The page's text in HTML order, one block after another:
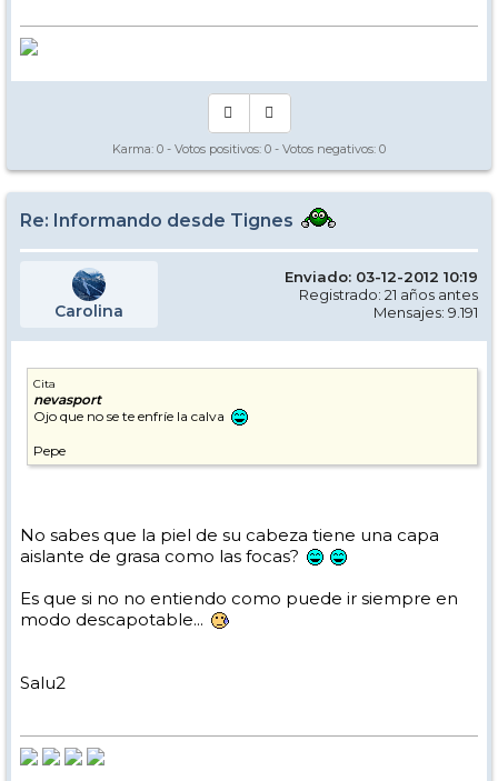
Karma: 0 - Votos positivos: 0 - Votos negativos: 0
Re: Informando desde Tignes
Carolina
Enviado: 03-12-2012 10:19
Registrado: 21 años antes
Mensajes: 9.191
Cita
nevasport
Ojo que no se te enfríe la calva
Pepe
No sabes que la piel de su cabeza tiene una capa
aislante de grasa como las focas?
Es que si no no entiendo como puede ir siempre en
modo descapotable...
Salu2